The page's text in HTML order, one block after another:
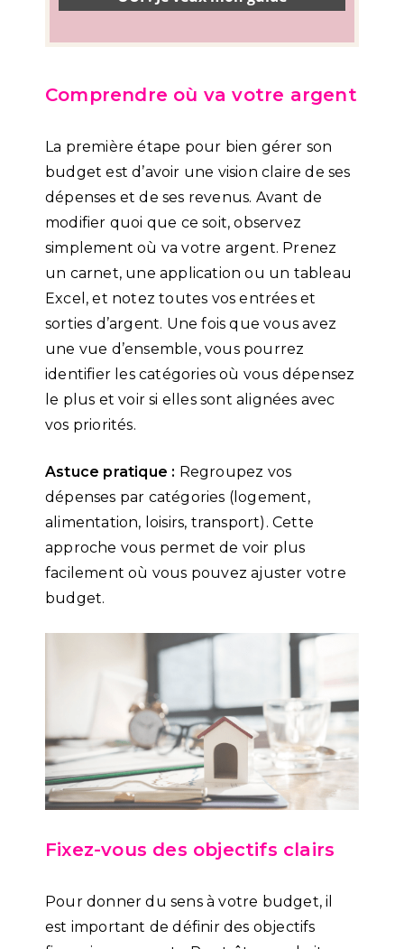
Comprendre où va votre argent
La première étape pour bien gérer son
budget est d’avoir une vision claire de ses
dépenses et de ses revenus. Avant de
modifier quoi que ce soit, observez
simplement où va votre argent. Prenez
un carnet, une application ou un tableau
Excel, et notez toutes vos entrées et
sorties d’argent. Une fois que vous avez
une vue d’ensemble, vous pourrez
identifier les catégories où vous dépensez
le plus et voir si elles sont alignées avec
vos priorités.
Astuce pratique : Regroupez vos
dépenses par catégories (logement,
alimentation, loisirs, transport). Cette
approche vous permet de voir plus
facilement où vous pouvez ajuster votre
budget.
Fixez-vous des objectifs clairs
Pour donner du sens à votre budget, il
est important de définir des objectifs